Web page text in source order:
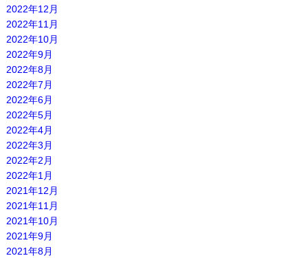
2022年12月
2022年11月
2022年10月
2022年9月
2022年8月
2022年7月
2022年6月
2022年5月
2022年4月
2022年3月
2022年2月
2022年1月
2021年12月
2021年11月
2021年10月
2021年9月
2021年8月